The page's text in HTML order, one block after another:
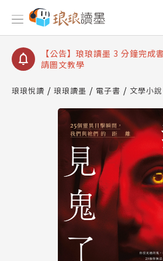
【公告】琅琅讀墨數位閱讀資
【公告】琅琅讀墨書櫃開通常
【公告】琅琅讀墨 3 分鐘完成
請圖文教學
查詢
【公告】琅琅讀墨數位閱讀資
琅琅悅讀 琅琅讀墨 電子書 文學小說